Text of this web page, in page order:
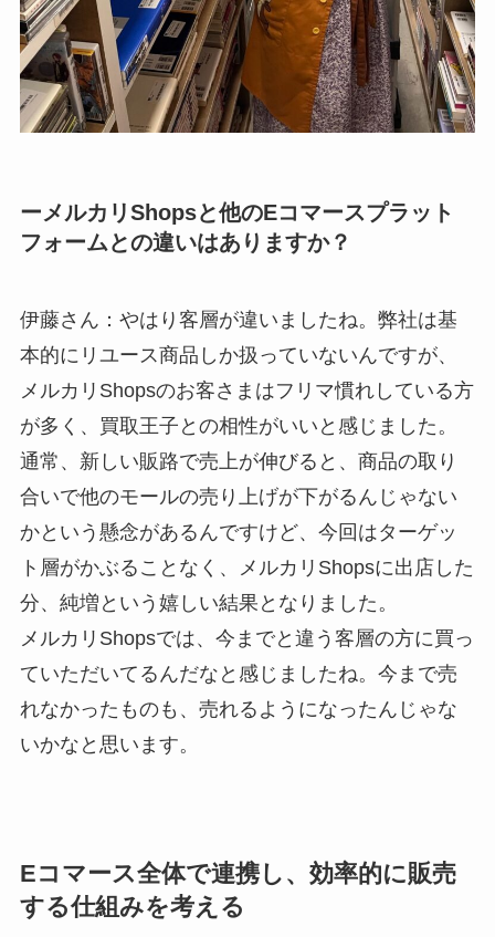
ーメルカリShopsと他のEコマースプラット
フォームとの違いはありますか？
伊藤さん：やはり客層が違いましたね。弊社は基
本的にリユース商品しか扱っていないんですが、
メルカリShopsのお客さまはフリマ慣れしている方
が多く、買取王子との相性がいいと感じました。
通常、新しい販路で売上が伸びると、商品の取り
合いで他のモールの売り上げが下がるんじゃない
かという懸念があるんですけど、今回はターゲッ
ト層がかぶることなく、メルカリShopsに出店した
分、純増という嬉しい結果となりました。
メルカリShopsでは、今までと違う客層の方に買っ
ていただいてるんだなと感じましたね。今まで売
れなかったものも、売れるようになったんじゃな
いかなと思います。
Eコマース全体で連携し、効率的に販売
する仕組みを考える